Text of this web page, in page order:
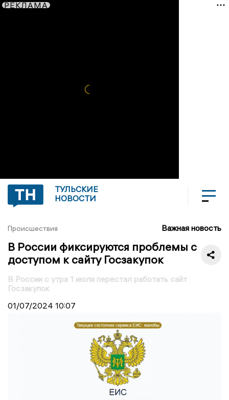
РЕКЛАМА
ТУЛЬСКИЕ
НОВОСТИ
Происшествия Важная новость
В России фиксируются проблемы с
доступом к сайту Госзакупок
В России с утра 1 июля перестал работать сайт
Госзакупок
01/07/2024 10:07